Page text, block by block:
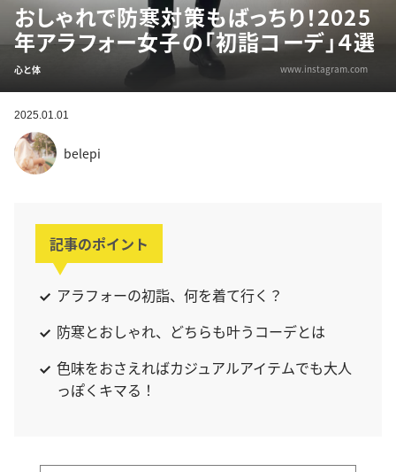
おしゃれで防寒対策もばっちり！2025
年アラフォー女子の「初詣コーデ」４選
心と体 www.instagram.com
2025.01.01
belepi
記事のポイント
アラフォーの初詣、何を着て行く？
防寒とおしゃれ、どちらも叶うコーデとは
色味をおさえればカジュアルアイテムでも大人
っぽくキマる！